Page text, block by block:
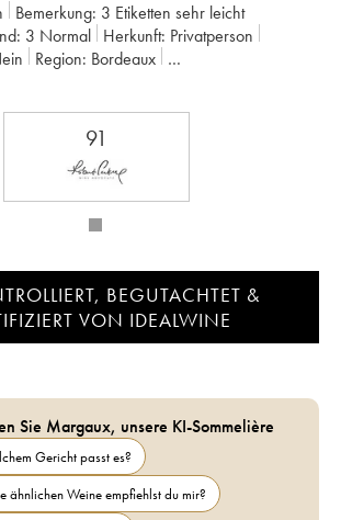
Bemerkung: 3 Etiketten sehr leicht
3 Normal Herkunft:
privatperson
nein Region:
Bordeaux
91
BEGUTACHTET &
VON IDEALWINE
Sie Margaux, unsere KI-Sommelière
Gericht passt es?
ähnlichen Weine empfiehlst du mir?